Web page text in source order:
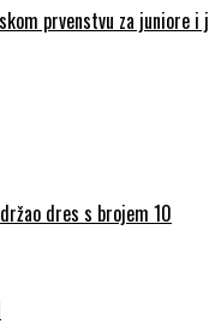
prvenstvu za juniore i
dres s brojem 10